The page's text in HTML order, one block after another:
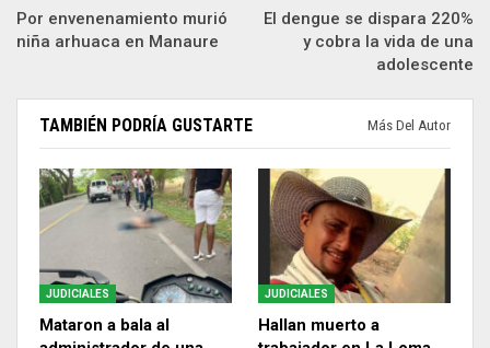
Por envenenamiento murió
niña arhuaca en Manaure
El dengue se dispara 220%
y cobra la vida de una
adolescente
TAMBIÉN PODRÍA GUSTARTE Más Del Autor
JUDICIALES
Mataron a bala al
JUDICIALES
Hallan muerto a